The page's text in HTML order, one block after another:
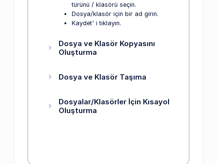
türünü / klasörü seçin.
Dosya/klasör için bir ad girin.
Kaydet' i tıklayın.
Dosya ve Klasör Kopyasını
Oluşturma
Dosya ve Klasör Taşıma
Dosyalar/Klasörler İçin Kısayol
Oluşturma